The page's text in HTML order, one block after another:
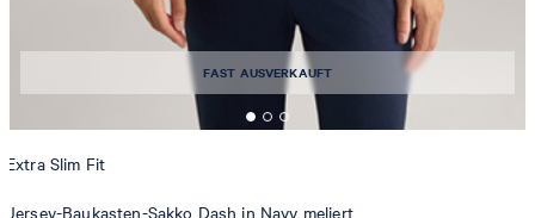
FAST AUSVERKAUFT
Extra Slim Fit
Jersey-Baukasten-Sakko Dash in Navy meliert